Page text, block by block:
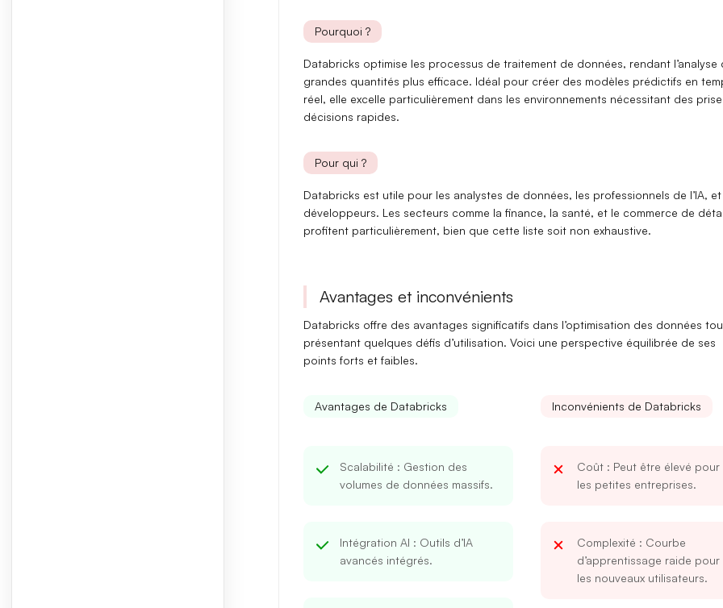
Pourquoi ?
Databricks optimise les processus de traitement de données, rendant l’analyse
grandes quantités plus efficace. Idéal pour créer des modèles prédictifs en
réel, elle excelle particulièrement dans les environnements nécessitant des
décisions rapides.
Pour qui ?
Databricks est utile pour les analystes de données, les professionnels de l’IA, et
développeurs. Les secteurs comme la finance, la santé, et le commerce de
profitent particulièrement, bien que cette liste soit non exhaustive.
Avantages et inconvénients
Databricks offre des avantages significatifs dans l’optimisation des données
présentant quelques défis d’utilisation. Voici une perspective équilibrée de ses
points forts et faibles.
Avantages de Databricks
Scalabilité : Gestion des
volumes de données massifs.
Intégration AI : Outils d’IA
avancés intégrés.
Inconvénients de Databricks
Coût: Peut être élevé pour
les petites entreprises.
Complexité : Courbe
d’apprentissage raide pour
les nouveaux utilisateurs.